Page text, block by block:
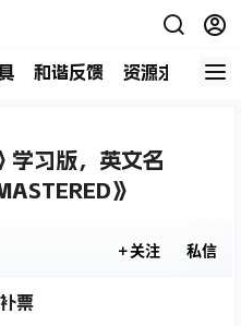
和谐反馈 资源求助 商
学习版，英文名
》
关注 私信
票